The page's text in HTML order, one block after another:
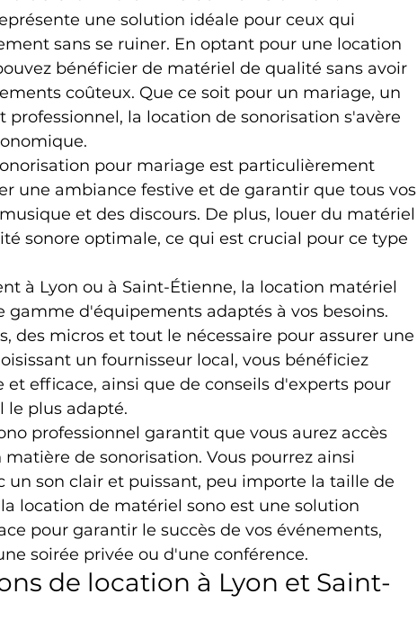
une solution idéale pour ceux qui
sans se ruiner. En optant pour une location
bénéficier de matériel de qualité sans avoir
coûteux. Que ce soit pour un mariage, un
la location de sonorisation s'avère
pour mariage est particulièrement
une ambiance festive et de garantir que tous vos
et des discours. De plus, louer du matériel
sonore optimale, ce qui est crucial pour ce type
à Lyon ou à Saint-Étienne, la location matériel
gamme d'équipements adaptés à vos besoins.
des micros et tout le nécessaire pour assurer une
un fournisseur local, vous bénéficiez
efficace, ainsi que de conseils d'experts pour
le plus adapté.
professionnel garantit que vous aurez accès
de sonorisation. Vous pourrez ainsi
un son clair et puissant, peu importe la taille de
location de matériel sono est une solution
pour garantir le succès de vos événements,
soirée privée ou d'une conférence.
de location à Lyon et Saint-